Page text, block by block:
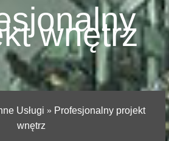
wnętrz
Usługi » Profesjonalny projekt
wnętrz